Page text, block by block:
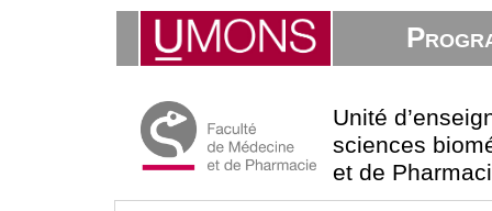
Unité
sciences
et de